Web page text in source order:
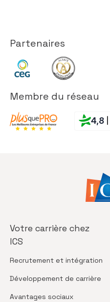
Partenaires
Membre du réseau
4,8
Votre carrière chez
ICS
Recrutement et intégration
Développement de carrière
Avantages sociaux